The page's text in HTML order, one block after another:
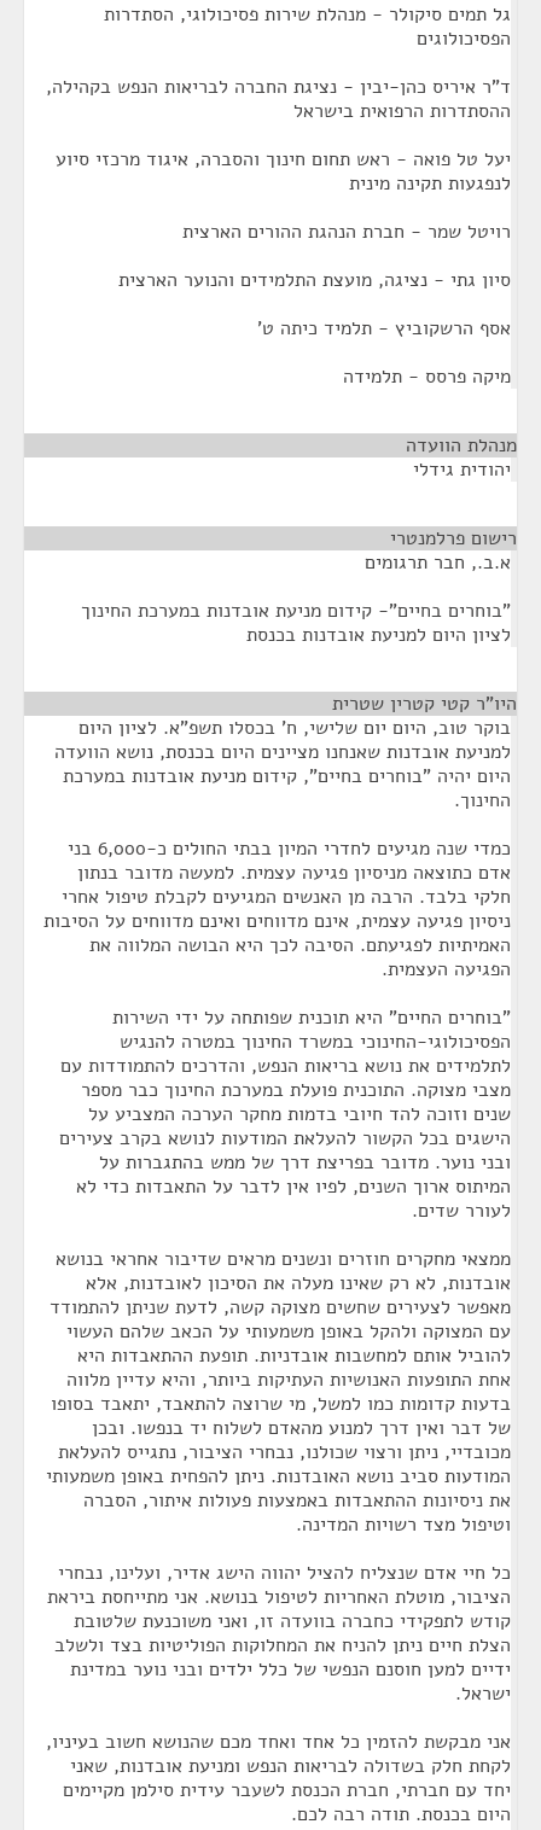
גל תמים סיקולר - מנהלת שירות פסיכולוגי, הסתדרות
הפסיכולוגים
ד"ר איריס כהן-יבין - נציגת החברה לבריאות הנפש בקהילה,
ההסתדרות הרפואית בישראל
יעל טל פואה - ראש תחום חינוך והסברה, איגוד מרכזי סיוע
לנפגעות תקינה מינית
רויטל שמר - חברת הנהגת ההורים הארצית
סיון גתי - נציגה, מועצת התלמידים והנוער הארצית
אסף הרשקוביץ - תלמיד כיתה ט'
מיקה פרסס - תלמידה
מנהלת הוועדה
יהודית גידלי
רישום פרלמנטרי
א.ב., חבר תרגומים
"בוחרים בחיים"- קידום מניעת אובדנות במערכת החינוך
לציון היום למניעת אובדנות בכנסת
היו"ר קטי קטרין שטרית
בוקר טוב, היום יום שלישי, ח' בכסלו תשפ"א. לציון היום
למניעת אובדנות שאנחנו מציינים היום בכנסת, נושא הוועדה
היום יהיה "בוחרים בחיים", קידום מניעת אובדנות במערכת
החינוך.
כמדי שנה מגיעים לחדרי המיון בבתי החולים כ-6,000 בני
אדם כתוצאה מניסיון פגיעה עצמית. למעשה מדובר בנתון
חלקי בלבד. הרבה מן האנשים המגיעים לקבלת טיפול אחרי
ניסיון פגיעה עצמית, אינם מדווחים ואינם מדווחים על הסיבות
האמיתיות לפגיעתם. הסיבה לכך היא הבושה המלווה את
הפגיעה העצמית.
"בוחרים החיים" היא תוכנית שפותחה על ידי השירות
הפסיכולוגי-החינוכי במשרד החינוך במטרה להנגיש
לתלמידים את נושא בריאות הנפש, והדרכים להתמודדות עם
מצבי מצוקה. התוכנית פועלת במערכת החינוך כבר מספר
שנים וזוכה להד חיובי בדמות מחקר הערכה המצביע על
הישגים בכל הקשור להעלאת המודעות לנושא בקרב צעירים
ובני נוער. מדובר בפריצת דרך של ממש בהתגברות על
המיתוס ארוך השנים, לפיו אין לדבר על התאבדות כדי לא
לעורר שדים.
ממצאי מחקרים חוזרים ונשנים מראים שדיבור אחראי בנושא
אובדנות, לא רק שאינו מעלה את הסיכון לאובדנות, אלא
מאפשר לצעירים שחשים מצוקה קשה, לדעת שניתן להתמודד
עם המצוקה ולהקל באופן משמעותי על הכאב שלהם העשוי
להוביל אותם למחשבות אובדניות. תופעת ההתאבדות היא
אחת התופעות האנושיות העתיקות ביותר, והיא עדיין מלווה
בדעות קדומות כמו למשל, מי שרוצה להתאבד, יתאבד בסופו
של דבר ואין דרך למנוע מהאדם לשלוח יד בנפשו. ובכן
מכובדיי, ניתן ורצוי שכולנו, נבחרי הציבור, נתגייס להעלאת
המודעות סביב נושא האובדנות. ניתן להפחית באופן משמעותי
את ניסיונות ההתאבדות באמצעות פעולות איתור, הסברה
וטיפול מצד רשויות המדינה.
כל חיי אדם שנצליח להציל יהווה הישג אדיר, ועלינו, נבחרי
הציבור, מוטלת האחריות לטיפול בנושא. אני מתייחסת ביראת
קודש לתפקידי כחברה בוועדה זו, ואני משוכנעת שלטובת
הצלת חיים ניתן להניח את המחלוקות הפוליטיות בצד ולשלב
ידיים למען חוסנם הנפשי של כלל ילדים ובני נוער במדינת
ישראל.
אני מבקשת להזמין כל אחד ואחד מכם שהנושא חשוב בעיניו,
לקחת חלק בשדולה לבריאות הנפש ומניעת אובדנות, שאני
יחד עם חברתי, חברת הכנסת לשעבר עידית סילמן מקיימים
היום בכנסת. תודה רבה לכם.